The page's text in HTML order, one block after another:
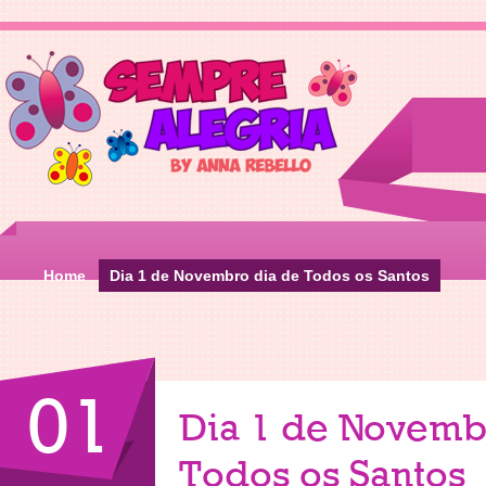
Home Dia 1 de Novembro dia de Todos os Santos
01
Dia 1 de
Todos os Santos